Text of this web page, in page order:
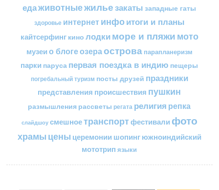
едаживотныежильезакаты западные гаты
здоровье интернетинфоитоги и планы
кайтсерфинг кино лодкиморе и пляжимото
музеи о блогеозераострова парапланеризм
парки паруса первая поездка в индию пещеры
погребальный туризм посты друзей праздники
представления происшествия пушкин
размышления рассветы регата религия репка
слайдшоу смешноетранспортфестивали фото
храмы цены церемонии шопингюжноиндийский
мототрип языки